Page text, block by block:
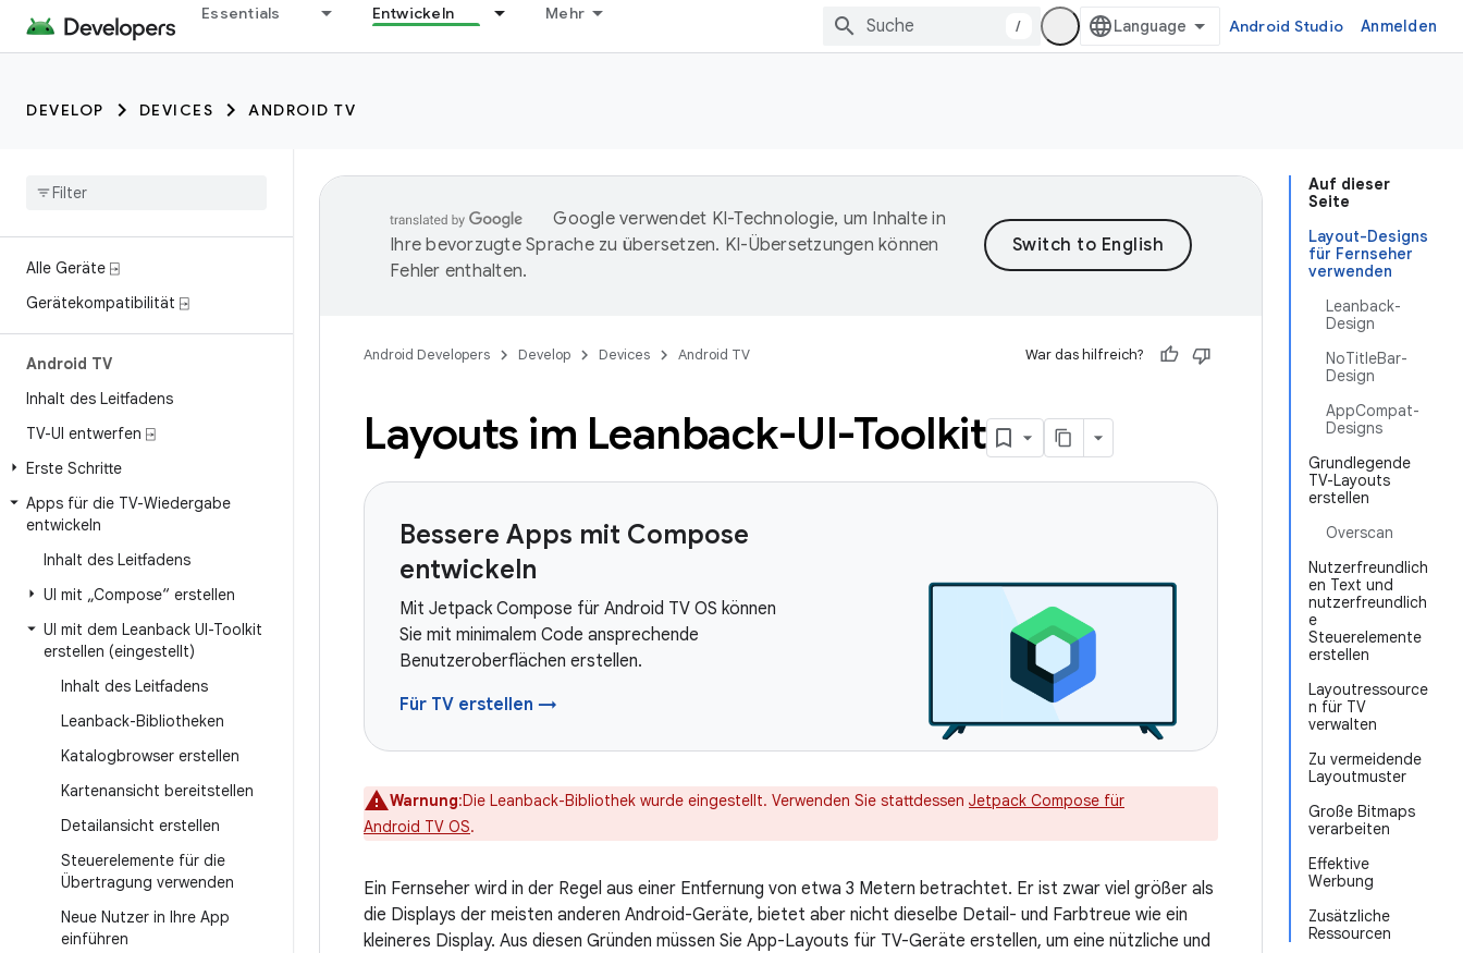
Essentials Entwickeln Mehr
/ Android Studio Anmelden
DEVELOP DEVICES ANDROID TV
Alle Geräte ⍈
Gerätekompatibilität ⍈
Android TV
Inhalt des Leitfadens
TV-UI entwerfen ⍈
Erste Schritte
Apps für die TV-Wiedergabe
entwickeln
Inhalt des Leitfadens
UI mit „Compose“ erstellen
UI mit dem Leanback UI-Toolkit
erstellen (eingestellt)
Inhalt des Leitfadens
Leanback-Bibliotheken
Katalogbrowser erstellen
Kartenansicht bereitstellen
Detailansicht erstellen
Steuerelemente für die
Übertragung verwenden
Neue Nutzer in Ihre App
einführen
Auf dieser
Seite
Layout-Designs
für Fernseher
verwenden
Leanback-
Design
NoTitleBar-
Design
AppCompat-
Designs
Grundlegende
TV-Layouts
erstellen
Overscan
Nutzerfreundlich
en Text und
nutzerfreundlich
e
Steuerelemente
erstellen
Layoutressource
n für TV
verwalten
Zu vermeidende
Layoutmuster
Große Bitmaps
verarbeiten
Effektive
Werbung
Zusätzliche
Ressourcen
Google verwendet KI-Technologie, um Inhalte in
Ihre bevorzugte Sprache zu übersetzen. KI-Übersetzungen können
Fehler enthalten.
Android Developers Develop Devices Android TV War das hilfreich?
Layouts im Leanback-UI-Toolkit
Bessere Apps mit Compose
entwickeln
Mit Jetpack Compose für Android TV OS können
Sie mit minimalem Code ansprechende
Benutzeroberflächen erstellen.
Für TV erstellen →
Warnung:Die Leanback-Bibliothek wurde eingestellt. Verwenden Sie stattdessen Jetpack Compose für
Android TV OS.
Ein Fernseher wird in der Regel aus einer Entfernung von etwa 3 Metern betrachtet. Er ist zwar viel größer als
die Displays der meisten anderen Android-Geräte, bietet aber nicht dieselbe Detail- und Farbtreue wie ein
kleineres Display. Aus diesen Gründen müssen Sie App-Layouts für TV-Geräte erstellen, um eine nützliche und